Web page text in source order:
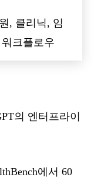
, 클리닉, 임
워크플로우
의 엔터프라이
에서 60